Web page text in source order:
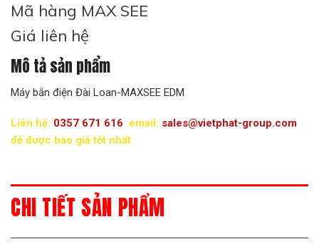
Mã hàng MAX SEE
Giá liên hệ
Mô tả sản phẩm
Máy bắn điện Đài Loan-MAXSEE EDM
Liên hệ: 0357 671 616 email: sales@vietphat-group.com
để được báo giá tốt nhất
CHI TIẾT SẢN PHẨM